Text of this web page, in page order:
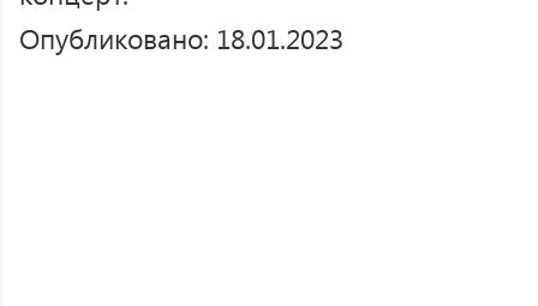
Опубликовано: 18.01.2023